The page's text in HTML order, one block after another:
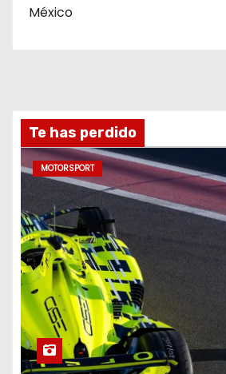
México
Te has perdido
MOTORSPORT